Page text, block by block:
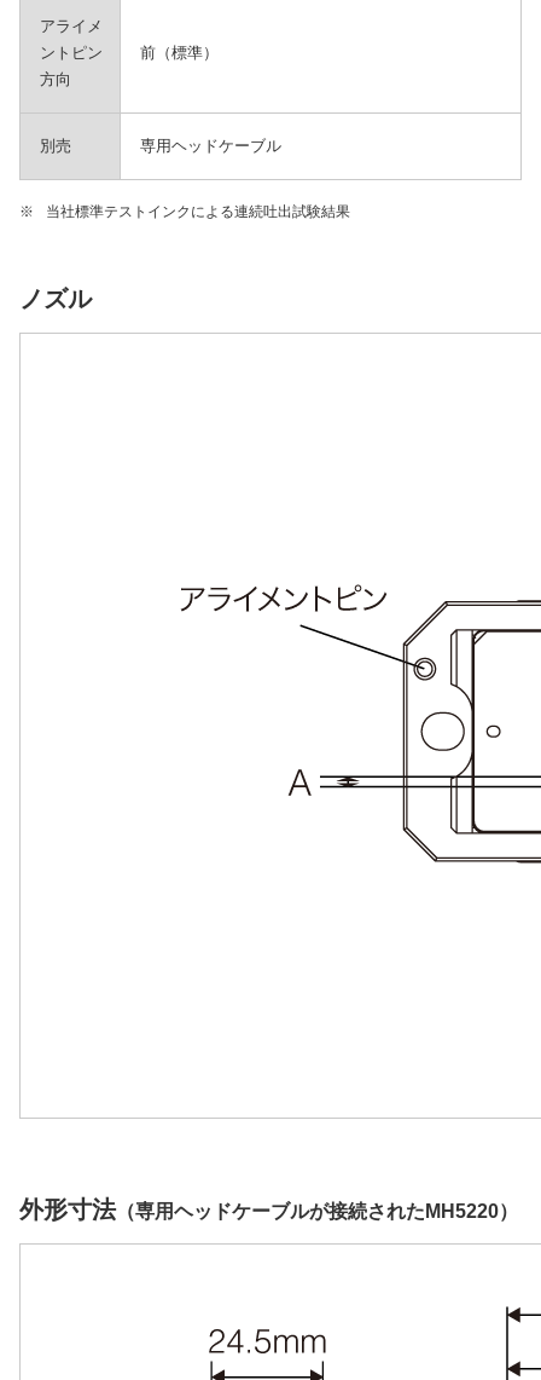
アライメ
ントピン
方向
前（標準）
別売 専用ヘッドケーブル
※ 当社標準テストインクによる連続吐出試験結果
ノズル
外形寸法（専用ヘッドケーブルが接続されたMH5220）